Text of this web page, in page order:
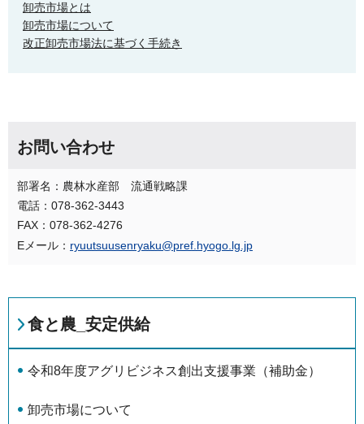
卸売市場とは
卸売市場について
改正卸売市場法に基づく手続き
お問い合わせ
部署名：農林水産部 流通戦略課
電話：078-362-3443
FAX：078-362-4276
Eメール： ryuutsuusenryaku@pref.hyogo.lg.jp
食と農_安定供給
令和8年度アグリビジネス創出支援事業（補助金）
卸売市場について